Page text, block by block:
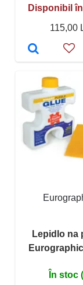
Disponibil
115,00
Lepidlo na
În stoc